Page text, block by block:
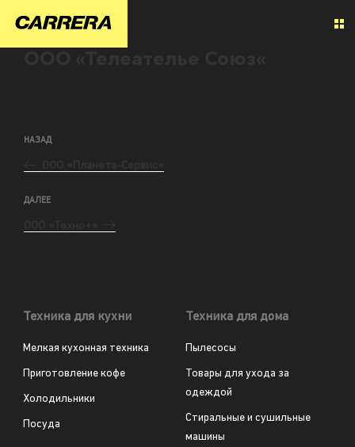
НАЗАД
ДАЛЕЕ
Техника для кухни
Мелкая кухонная техника
Приготовление кофе
Холодильники
Посуда
Техника для дома
Пылесосы
Товары для ухода за
одеждой
Стиральные и сушильные
машины